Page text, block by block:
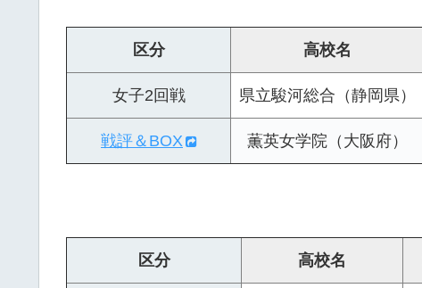
区分 高校名
女子2回戦 県立駿河総合（静岡県）
戦評＆BOX 薫英女学院（大阪府）
区分 高校名